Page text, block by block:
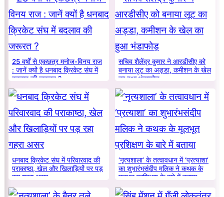
25 वर्षों से एकछत्र मनोज-विनय राज
: जानें क्यों है धनबाद क्रिकेट संघ में
बदलाव की जरूरत ?
सचिव शैलेंद्र कुमार ने आरडीसीए को
बनाया लूट का अड्डा, कमीशन के खेल
का हुआ भंडाफोड़
धनबाद क्रिकेट संघ में परिवारवाद की
पराकाष्ठा, खेल और खिलाड़ियों पर पड़
रहा गहरा असर
‘नृत्यशाला’ के तत्वावधान में ‘प्रत्याशा’
का शुभारंभसंदीप मलिक ने कथक के
मूलभूत प्रशिक्षण के बारे में बताया